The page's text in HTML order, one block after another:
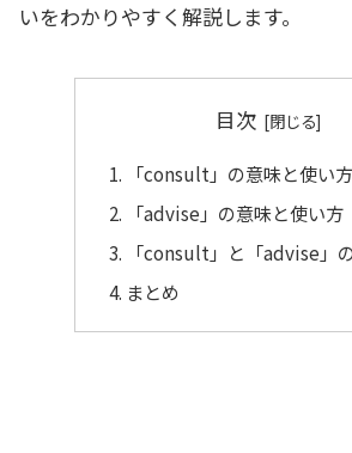
いをわかりやすく解説します。
目次
「consult」の意味と使い方
「advise」の意味と使い方
「consult」と「advise」
まとめ